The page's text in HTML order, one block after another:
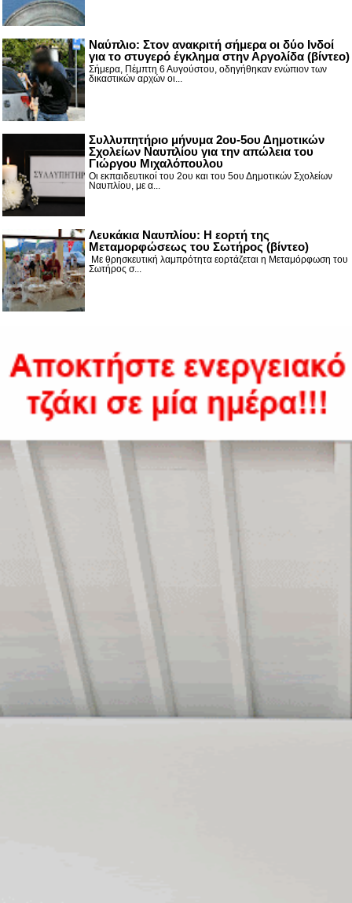
Nαύπλιο: Στον ανακριτή σήμερα οι δύο Ινδοί
για το στυγερό έγκλημα στην Αργολίδα (βίντεο)
Σήμερα, Πέμπτη 6 Αυγούστου, οδηγήθηκαν ενώπιον των
δικαστικών αρχών οι...
Συλλυπητήριο μήνυμα 2ου-5ου Δημοτικών
Σχολείων Ναυπλίου για την απώλεια του
Γιώργου Μιχαλόπουλου
Οι εκπαιδευτικοί του 2ου και του 5ου Δημοτικών Σχολείων
Ναυπλίου, με α...
Λευκάκια Ναυπλίου: Η εορτή της
Μεταμορφώσεως του Σωτήρος (βίντεο)
Με θρησκευτική λαμπρότητα εορτάζεται η Μεταμόρφωση του
Σωτήρος σ...